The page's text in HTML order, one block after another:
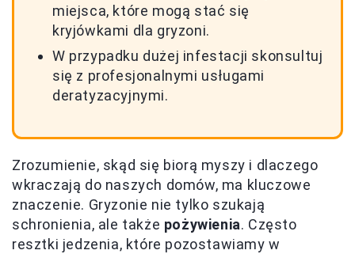
miejsca, które mogą stać się
kryjówkami dla gryzoni.
W przypadku dużej infestacji skonsultuj
się z profesjonalnymi usługami
deratyzacyjnymi.
Zrozumienie, skąd się biorą myszy i dlaczego
wkraczają do naszych domów, ma kluczowe
znaczenie. Gryzonie nie tylko szukają
schronienia, ale także pożywienia. Często
resztki jedzenia, które pozostawiamy w